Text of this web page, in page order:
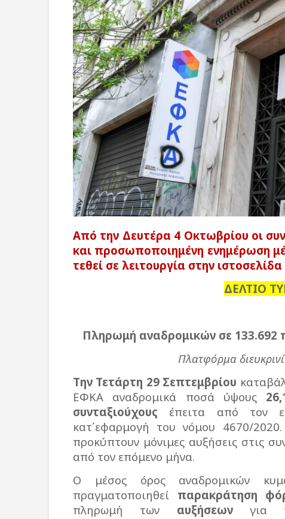
Από την Δευτέρα 4 Οκτωβρίου οι
και προσωποποιημένη ενημέρωση
τεθεί σε λειτουργία στην
ΔΕΛΤΙΟ
Πληρωμή αναδρομικών σε 133.692
Πλατφόρμα
Την Τετάρτη 29 Σεπτεμβρίου
ΕΦΚΑ αναδρομικά ποσά ύψους
συνταξιούχους έπειτα από τον
κατ΄εφαρμογή του νόμου 4670/
προκύπτουν μόνιμες αυξήσεις στις
από τον επόμενο μήνα.
Ο μέσος όρος αναδρομικών
πραγματοποιηθεί παρακράτηση
πληρωμή των αυξήσεωνγια